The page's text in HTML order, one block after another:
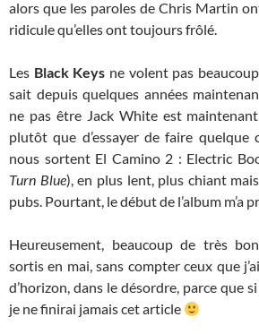
alors que les paroles de Chris Martin
ridicule qu’elles ont toujours frôlé.
Les Black Keys ne volent pas
sait depuis quelques années
ne pas être Jack White est
plutôt que d’essayer de faire quelque
nous sortent El Camino 2 : Electric
Turn Blue), en plus lent, plus chiant
pubs. Pourtant, le début de l’album m’a
Heureusement, beaucoup de très
sortis en mai, sans compter ceux que
d’horizon, dans le désordre, parce que
je ne finirai jamais cet article